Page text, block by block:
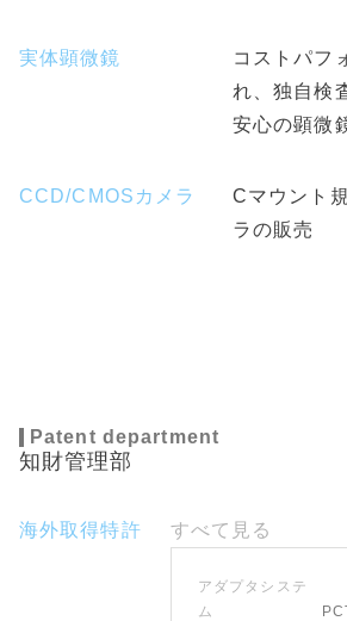
実体顕微鏡
コストパフ
れ、独自検
安心の顕微
CCD/CMOSカメラ
Cマウント
ラの販売
Patent department
知財管理部
海外取得特許 すべて見る
アダプタシステ
ム